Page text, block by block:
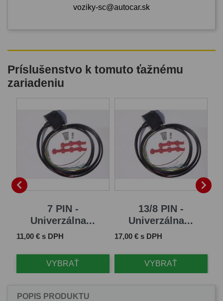
voziky-sc@autocar.sk
Príslušenstvo k tomuto ťažnému
zariadeniu

7 PIN -
Univerzálna...
Cena
11,00 € s DPH
VYBRAŤ
13/8 PIN -
Univerzálna...
Cena
17,00 € s DPH
VYBRAŤ

POPIS PRODUKTU